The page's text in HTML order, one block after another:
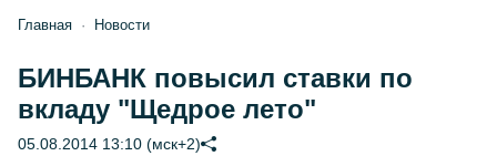
Главная Новости
БИНБАНК повысил ставки по
вкладу "Щедрое лето"
05.08.2014 13:10 (мск+2)